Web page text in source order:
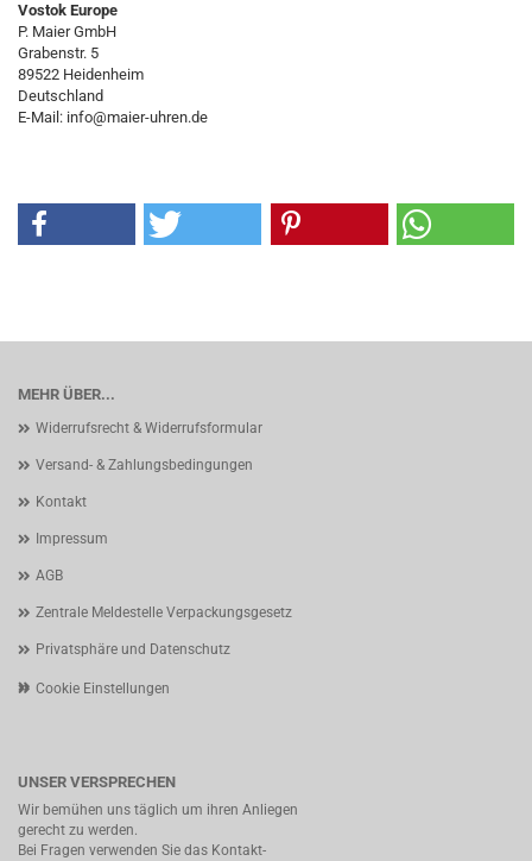
Vostok Europe
P. Maier GmbH
Grabenstr. 5
89522 Heidenheim
Deutschland
E-Mail: info@maier-uhren.de
MEHR ÜBER...
Widerrufsrecht & Widerrufsformular
Versand- & Zahlungsbedingungen
Kontakt
Impressum
AGB
Zentrale Meldestelle Verpackungsgesetz
Privatsphäre und Datenschutz
Cookie Einstellungen
UNSER VERSPRECHEN
Wir bemühen uns täglich um ihren Anliegen
gerecht zu werden.
Bei Fragen verwenden Sie das Kontakt-